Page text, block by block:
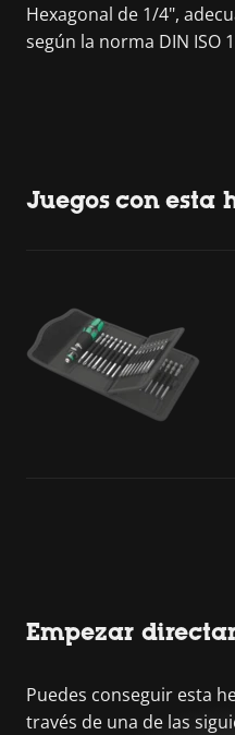
Hexagonal de 1/4",
según la norma DIN ISO
Juegos con esta
Empezar
Puedes conseguir esta
través de una de las